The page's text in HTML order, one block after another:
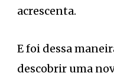
acrescenta.
E foi dessa
descobrir uma